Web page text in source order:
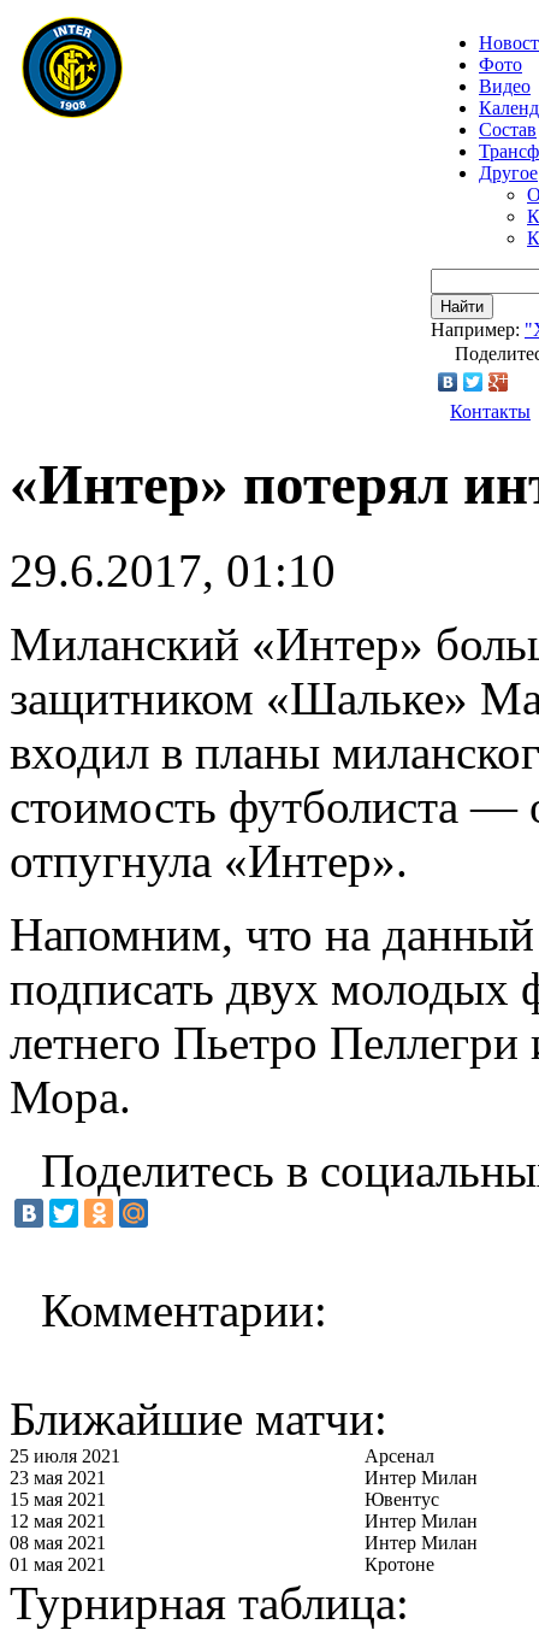
Фото
Видео
Состав
Другое
Найти
Например:
Контакты
«Интер» потерял
29.6.2017, 01:10
Миланский «Интер»
защитником «Шальке»
входил в планы
стоимость футболиста
отпугнула «Интер».
Напомним, что на
подписать двух
летнего Пьетро
Мора.
Поделитесь в
Комментарии:
Ближайшие матчи:
25 июля 2021
Арсенал
23 мая 2021
Интер Милан
15 мая 2021
Ювентус
12 мая 2021
Интер Милан
08 мая 2021
Интер Милан
01 мая 2021
Кротоне
Турнирная таблица: